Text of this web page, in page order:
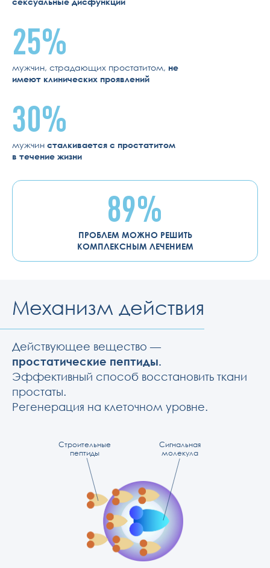
25%
мужчин, страдающих простатитом, не
имеют клинических проявлений
30%
мужчин сталкивается с простатитом
в течение жизни
89%
ПРОБЛЕМ МОЖНО РЕШИТЬ
КОМПЛЕКСНЫМ ЛЕЧЕНИЕМ
Механизм действия
Действующее вещество —
простатические пептиды.
Эффективный способ восстановить ткани
простаты.
Регенерация на клеточном уровне.
Строительные
пептиды
Сигнальная
молекула